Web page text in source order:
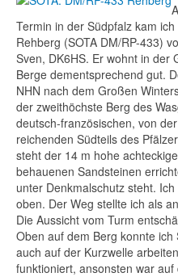
Termin in der Südpfalz kam
Rehberg (SOTA DM/RP-433)
Sven, DK6HS. Er wohnt in der
Berge dementsprechend gut.
NHN nach dem Großen
der zweithöchste Berg des
deutsch-französischen, von
reichenden Südteils des
steht der 14 m hohe
behauenen Sandsteinen
unter Denkmalschutz steht.
oben. Der Weg stellte ich als
Die Aussicht vom Turm
Oben auf dem Berg konnte
auch auf der Kurzwelle
funktioniert, ansonsten war